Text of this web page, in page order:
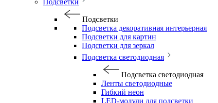
Подсветки
Подсветки
Подсветка декоративная интерьерная
Подсветки для картин
Подсветки для зеркал
Подсветка светодиодная
Подсветка светодиодная
Ленты светодиодные
Гибкий неон
LED-модули для подсветки